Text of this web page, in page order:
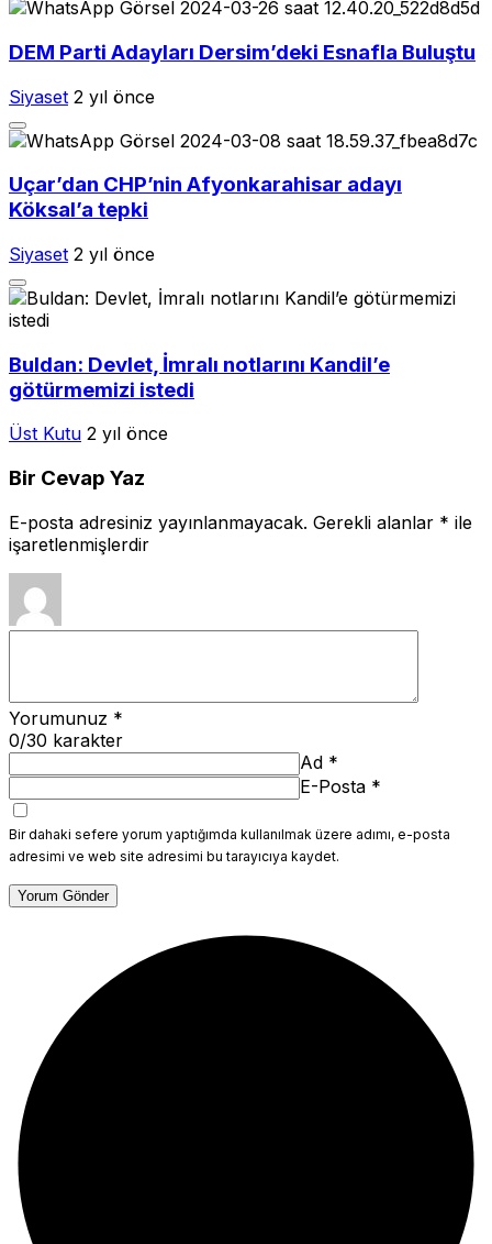
DEM Parti Adayları Dersim’deki Esnafla Buluştu
Siyaset 2 yıl önce
Uçar’dan CHP’nin Afyonkarahisar adayı
Köksal’a tepki
Siyaset 2 yıl önce
Buldan: Devlet, İmralı notlarını Kandil’e
götürmemizi istedi
Üst Kutu 2 yıl önce
Bir Cevap Yaz
E-posta adresiniz yayınlanmayacak. Gerekli alanlar * ile
işaretlenmişlerdir
Yorumunuz *
0/30 karakter
Ad *
E-Posta *
Bir dahaki sefere yorum yaptığımda kullanılmak üzere adımı, e-posta
adresimi ve web site adresimi bu tarayıcıya kaydet.
Yorum Gönder